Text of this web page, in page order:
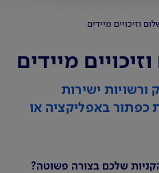
וזיכויים מיידים
מיידים
ישירות
באפליקציה או
שלכם בצורה פשוטה?